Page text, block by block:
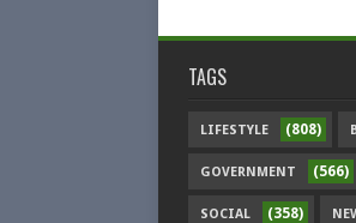
TAGS
LIFESTYLE (808)
GOVERNMENT (566)
SOCIAL (358)